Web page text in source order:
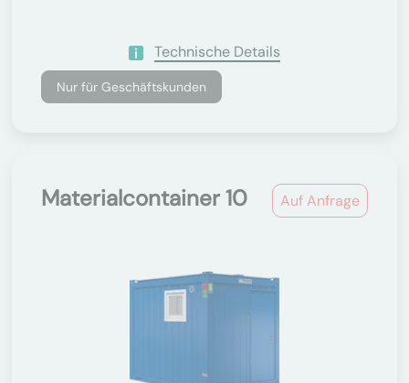
Technische Details
Nur für Geschäftskunden
Auf Anfrage
Materialcontainer 10